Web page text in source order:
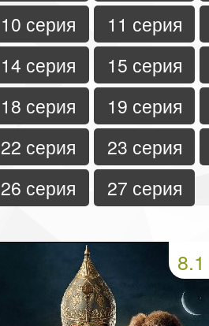
10 серия
11 серия
14 серия
15 серия
18 серия
19 серия
22 серия
23 серия
26 серия 27 серия
8.1